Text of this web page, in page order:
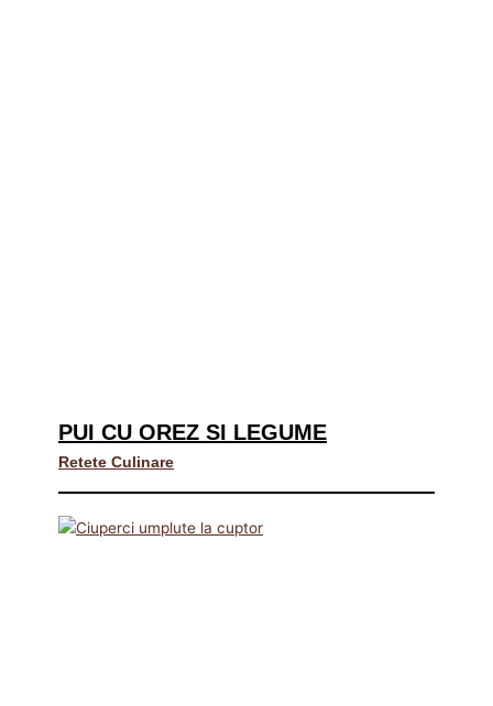
PUI CU OREZ SI LEGUME
Retete Culinare